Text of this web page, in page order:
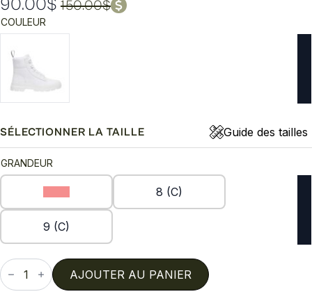
150.00$
Le
prix
initial
était :
150.00$.
90.00$
Le
prix
actuel
est :
90.00$.
COULEUR
SÉLECTIONNER LA TAILLE Guide des tailles
GRANDEUR
8 (C)
9 (C)
quantité
de
Combs
AJOUTER AU PANIER